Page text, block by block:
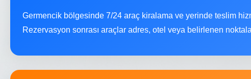
Germencik bölgesinde 7/24 araç kiralama ve yerinde teslim
Rezervasyon sonrası araçlar adres, otel veya belirlenen